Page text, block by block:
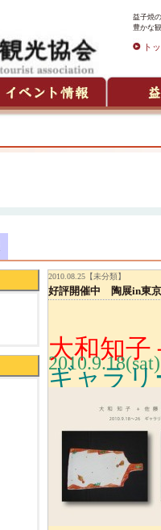
益子焼
豊かな
ト
2010.08.25【未分類】
好評開催中 陶展in東京
大和知
ギャラ